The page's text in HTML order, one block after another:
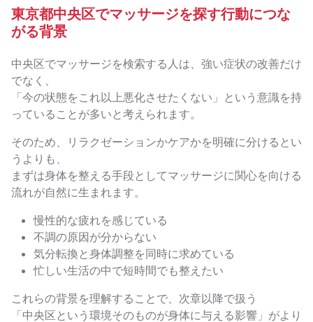
東京都中央区でマッサージを探す行動につな
がる背景
中央区でマッサージを検索する人は、強い症状の改善だけ
でなく、
「今の状態をこれ以上悪化させたくない」という意識を持
っていることが多いと考えられます。
そのため、リラクゼーションかケアかを明確に分けるとい
うよりも、
まずは身体を整える手段としてマッサージに関心を向ける
流れが自然に生まれます。
慢性的な疲れを感じている
不調の原因が分からない
気分転換と身体調整を同時に求めている
忙しい生活の中で短時間でも整えたい
これらの背景を理解することで、次章以降で扱う
「中央区という環境そのものが身体に与える影響」がより